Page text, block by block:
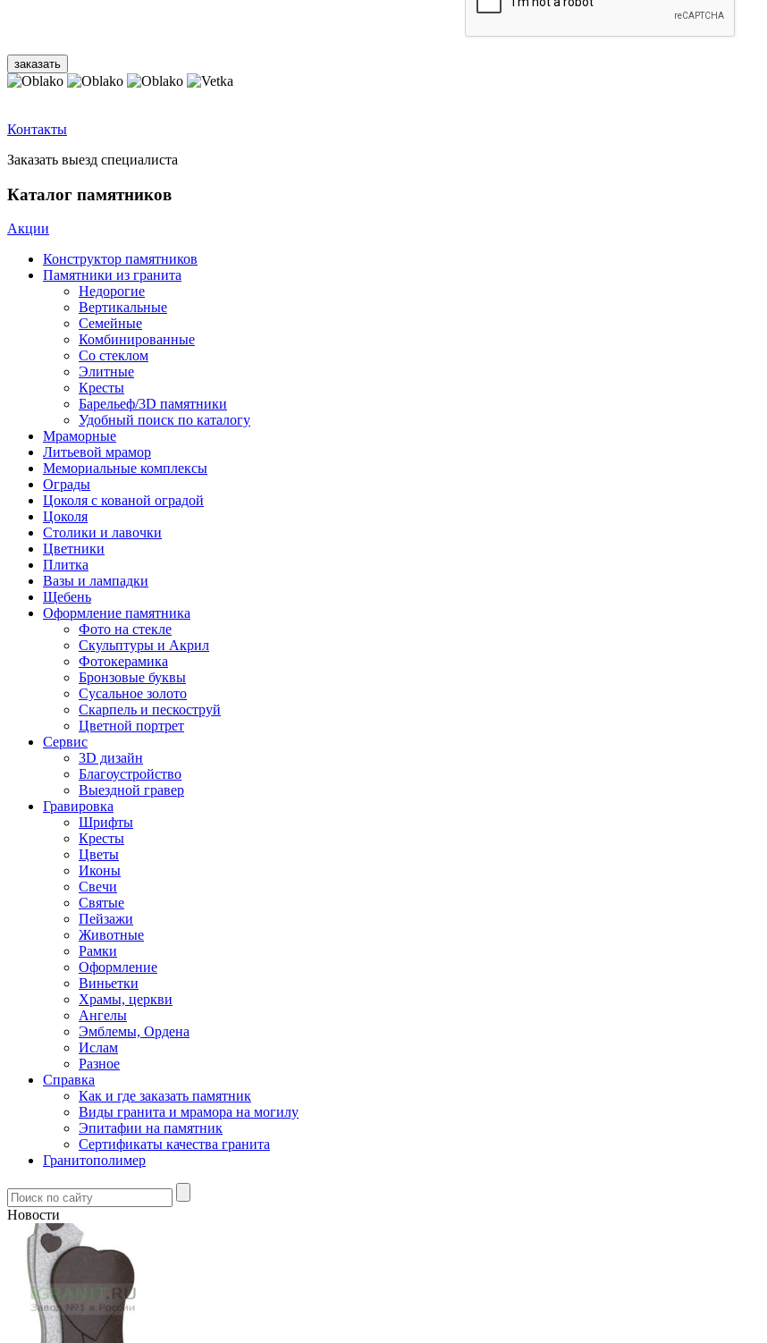
Контакты
Заказать выезд специалиста
Каталог памятников
Акции
Конструктор памятников
Памятники из гранита
Недорогие
Вертикальные
Семейные
Комбинированные
Со стеклом
Элитные
Кресты
Барельеф/3D памятники
Удобный поиск по каталогу
Мраморные
Литьевой мрамор
Мемориальные комплексы
Ограды
Цоколя с кованой оградой
Цоколя
Столики и лавочки
Цветники
Плитка
Вазы и лампадки
Щебень
Оформление памятника
Фото на стекле
Скульптуры и Акрил
Фотокерамика
Бронзовые буквы
Сусальное золото
Скарпель и пескоструй
Цветной портрет
Сервис
3D дизайн
Благоустройство
Выездной гравер
Гравировка
Шрифты
Кресты
Цветы
Иконы
Свечи
Святые
Пейзажи
Животные
Рамки
Оформление
Виньетки
Храмы, церкви
Ангелы
Эмблемы, Ордена
Ислам
Разное
Справка
Как и где заказать памятник
Виды гранита и мрамора на могилу
Эпитафии на памятник
Сертификаты качества гранита
Гранитополимер
Новости